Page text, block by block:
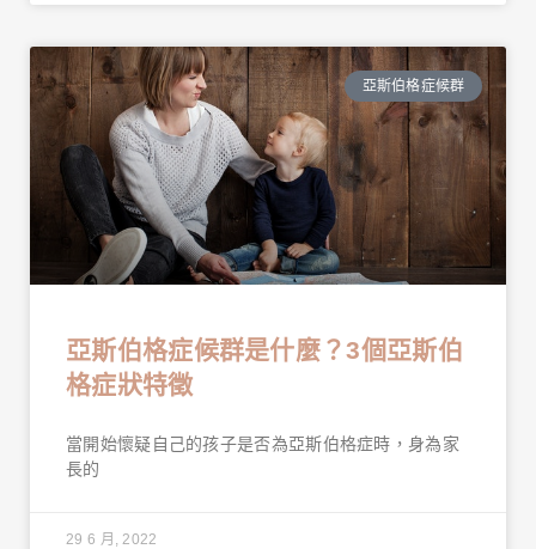
亞斯伯格症候群
亞斯伯格症候群是什麼？3個亞斯伯
格症狀特徵
當開始懷疑自己的孩子是否為亞斯伯格症時，身為家
長的
29 6 月, 2022